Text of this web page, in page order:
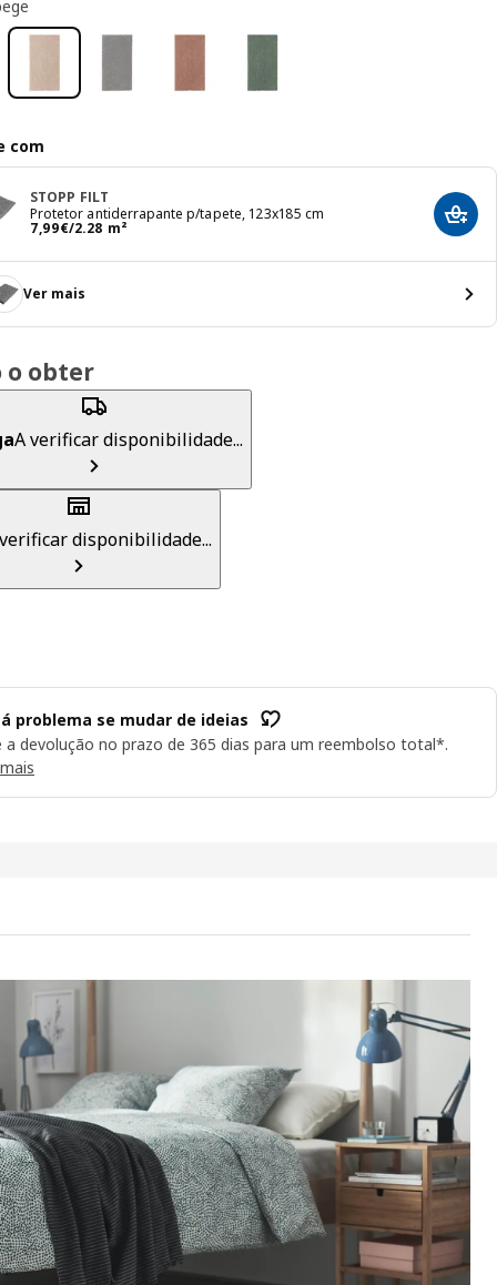
com
STOPP FILT
Protetor antiderrapante p/tapete, 123x185 cm
7,99€/2.28 m²
Preço 7,99€/2.28 m²
Ver mais
o obter
A verificar disponibilidade...
disponibilidade...
problema se mudar de ideias
a devolução no prazo de 365 dias para um reembolso total*.